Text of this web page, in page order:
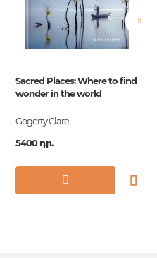
256
2012
978-5-271-41952-2
Sacred Places: Where to find
wonder in the world
Gogerty Clare
5400 դր.